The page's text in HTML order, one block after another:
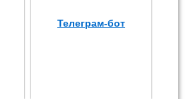
Телеграм-бот